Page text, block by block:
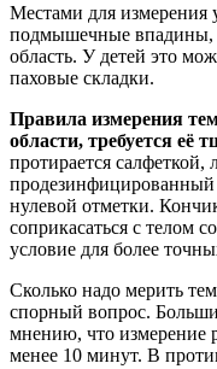
Местами для измерения
подмышечные впадины,
область. У детей это
паховые складки.
Правила измерения
области, требуется её
протирается салфеткой,
продезинфицированный
нулевой отметки.
соприкасаться с телом
условие для более
Сколько надо мерить
спорный вопрос.
мнению, что измерение
менее 10 минут. В